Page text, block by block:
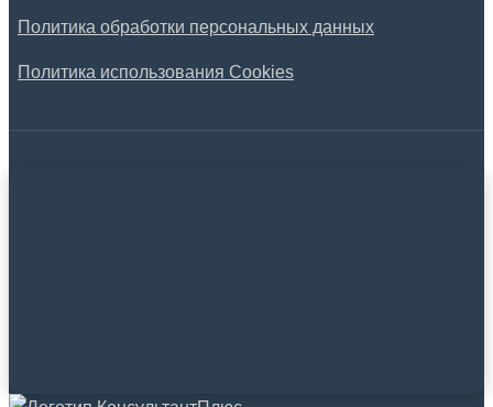
Политика обработки персональных данных
Политика использования Cookies